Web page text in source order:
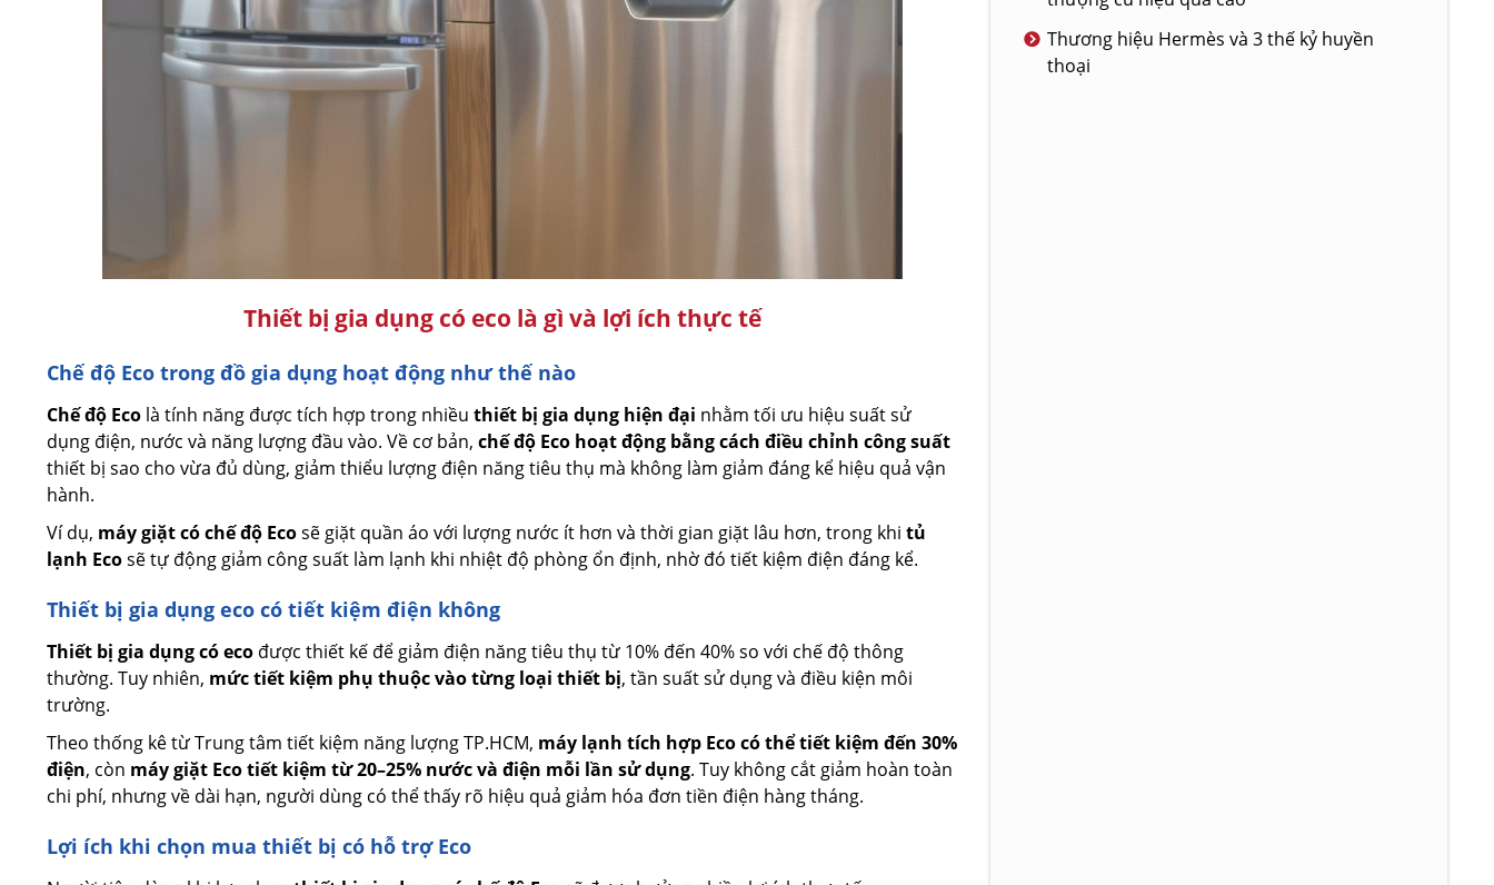
Thiết bị gia dụng có eco là gì và lợi ích thực tế
Chế độ Eco trong đồ gia dụng hoạt động như thế nào
Chế độ Eco là tính năng được tích hợp trong nhiều thiết bị gia dụng hiện đại nhằm tối ưu hiệu suất sử
dụng điện, nước và năng lượng đầu vào. Về cơ bản, chế độ Eco hoạt động bằng cách điều chỉnh công suất
thiết bị sao cho vừa đủ dùng, giảm thiểu lượng điện năng tiêu thụ mà không làm giảm đáng kể hiệu quả vận
hành.
Ví dụ, máy giặt có chế độ Ecosẽ giặt quần áo với lượng nước ít hơn và thời gian giặt lâu hơn, trong khi tủ
lạnh Ecosẽ tự động giảm công suất làm lạnh khi nhiệt độ phòng ổn định, nhờ đó tiết kiệm điện đáng kể.
Thiết bị gia dụng eco có tiết kiệm điện không
Thiết bị gia dụng có eco được thiết kế để giảm điện năng tiêu thụ từ 10% đến 40% so với chế độ thông
thường. Tuy nhiên, mức tiết kiệm phụ thuộc vào từng loại thiết bị, tần suất sử dụng và điều kiện môi
trường.
Theo thống kê từ Trung tâm tiết kiệm năng lượng TP.HCM, máy lạnh tích hợp Eco có thể tiết kiệm đến 30%
điện, còn máy giặt Eco tiết kiệm từ 20–25% nước và điện mỗi lần sử dụng. Tuy không cắt giảm hoàn toàn
chi phí, nhưng về dài hạn, người dùng có thể thấy rõ hiệu quả giảm hóa đơn tiền điện hàng tháng.
Lợi ích khi chọn mua thiết bị có hỗ trợ Eco
Thương hiệu Hermès và 3 thế kỷ huyền
thoại